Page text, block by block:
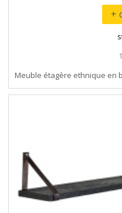
+
Meuble étagère ethnique en